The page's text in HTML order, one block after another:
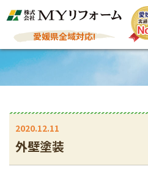
愛媛県全域対応!
2020.12.11
外壁塗装